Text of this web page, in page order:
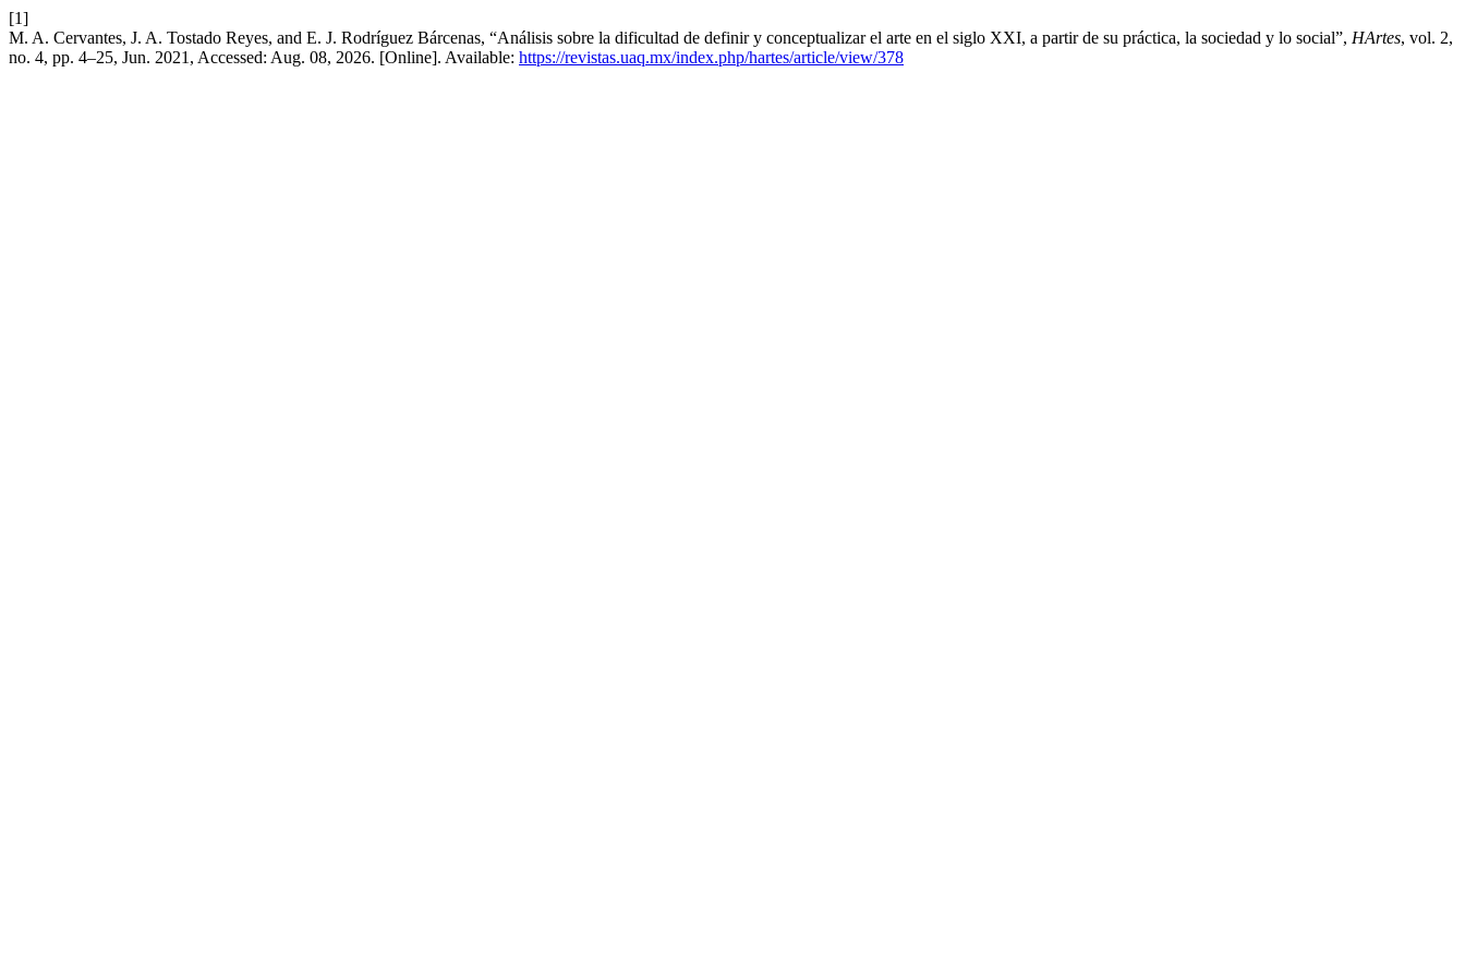
[1]
M. A. Cervantes, J. A. Tostado Reyes, and E. J. Rodríguez Bárcenas, “Análisis sobre la dificultad de definir y conceptualizar el arte en el siglo XXI, a partir de su práctica, la sociedad y lo social”, HArtes, vol. 2,
no. 4, pp. 4–25, Jun. 2021, Accessed: Aug. 08, 2026. [Online]. Available: https://revistas.uaq.mx/index.php/hartes/article/view/378